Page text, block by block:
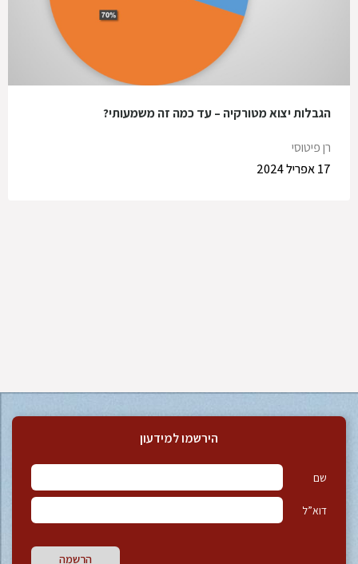
הגבלות יצוא מטורקיה – עד כמה זה משמעותי?
רן פיטוסי
17 אפריל 2024
הירשמו למידעון
שם
דוא”ל
הרשמה